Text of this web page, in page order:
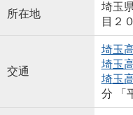
所在地
埼玉
目２
交通
埼玉
埼玉
埼玉
分 「